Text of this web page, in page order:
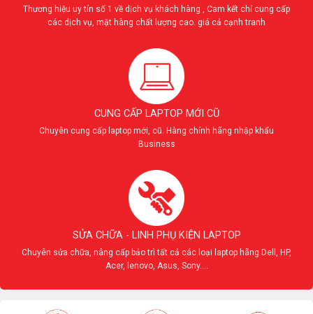
Thương hiệu uy tín số 1 về dịch vụ khách hàng , Cam kết chỉ cung cấp
các dịch vụ, mặt hàng chất lượng cao. giá cả cạnh tranh
CUNG CẤP LAPTOP MỚI CŨ
Chuyên cung cấp laptop mới, cũ. Hàng chính hãng nhập khẩu
Business
SỬA CHỮA - LINH PHỤ KIỆN LAPTOP
Chuyên sửa chữa, nâng cấp bảo trì tất cả các loại laptop hãng Dell, HP,
Acer, lenovo, Asus, Sony....